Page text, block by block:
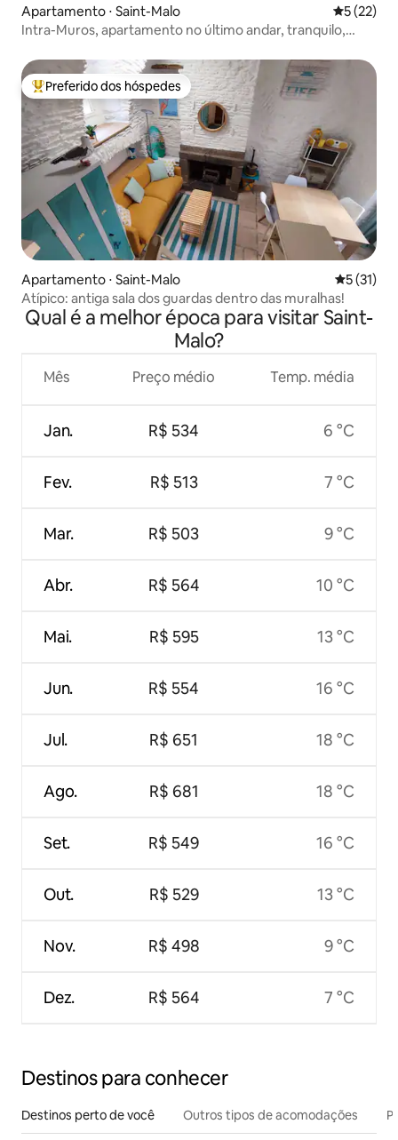
Apartamento ⋅ Saint-Malo 5 de uma
5 (22)
Intra-Muros, apartamento no último andar, tranquilo,
Entre os melhores preferidos dos hóspedes
Preferido dos hóspedes
Apartamento ⋅ Saint-Malo 5 de uma
5 (31)
Atípico: antiga sala dos guardas dentro das muralhas!
Qual é a melhor época para visitar Saint-
Malo?
Mês
Jan.
Fev.
Mar.
Abr.
Mai.
Jun.
Jul.
Ago.
Set.
Out.
Nov.
Dez.
Preço médio
R$ 534
R$ 513
R$ 503
R$ 564
R$ 595
R$ 554
R$ 651
R$ 681
R$ 549
R$ 529
R$ 498
R$ 564
Temp. média
6 °C
7 °C
9 °C
10 °C
13 °C
16 °C
18 °C
18 °C
16 °C
13 °C
9 °C
7 °C
Destinos para conhecer
Destinos perto de você Outros tipos de acomodações